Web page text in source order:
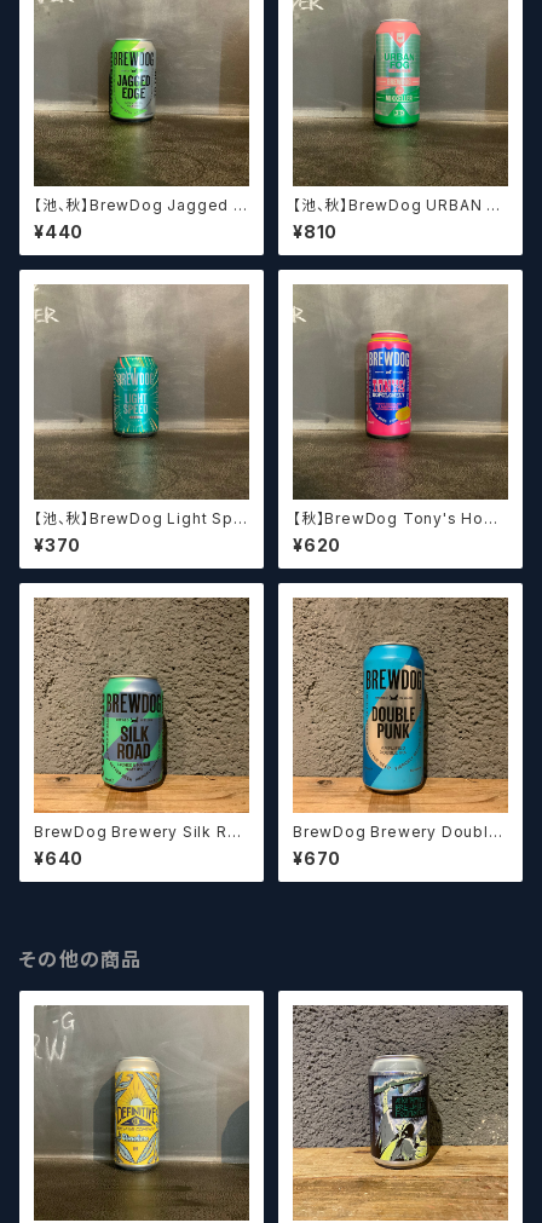
【池、秋】BrewDog Jagged E
dge Spiky IPA ブリュードッグ
ジャギッドエッジ スパイキー IP
A
¥440
【池、秋】BrewDog URBAN F
OG / ブリュードッグ アーバンフ
ォグ
¥810
【池、秋】BrewDog Light Spe
ed Hazy IPA ブリュードッグ
ライトスピード Hazy IPA
¥370
【秋】BrewDog Tony's Hopo
lonely ブリュードッグ トニーズ
ホッポロンリー
¥620
BrewDog Brewery Silk Roa
d ブリュードッグ シルクロー
ド ライチ＆マンゴー ヘイジ
ーIPA【クラフトビール】
¥640
BrewDog Brewery Double
Punk ブリュードッグ ダブルパン
ク【クラフトビール】
¥670
その他の商品